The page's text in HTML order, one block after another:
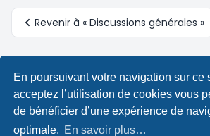
En poursuivant votre navigation sur ce
acceptez l’utilisation de cookies vous
de bénéficier d’une expérience de
optimale. En savoir plus…
Revenir à « Discussions générales »
Copyright © Pokeforum 2026